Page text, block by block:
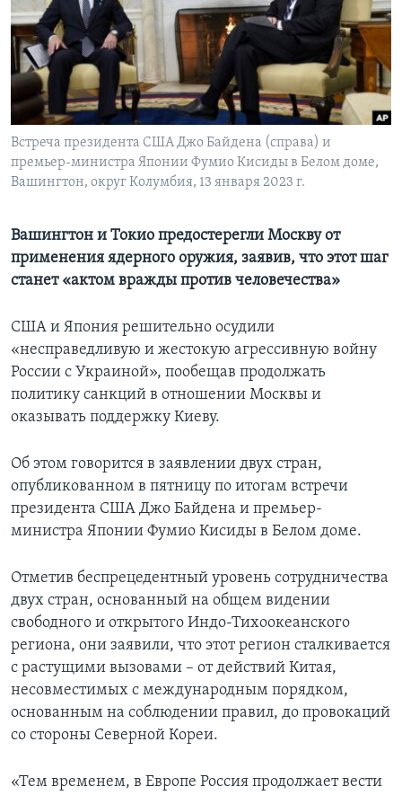
Learning English
СОЦИАЛЬНЫЕ СЕТИ
Языки
Встреча президента США Джо Байдена (справа) и
премьер-министра Японии Фумио Кисиды в Белом доме,
Вашингтон, округ Колумбия, 13 января 2023 г.
Вашингтон и Токио предостерегли Москву от
применения ядерного оружия, заявив, что этот шаг
станет «актом вражды против человечества»
США и Япония решительно осудили
«несправедливую и жестокую агрессивную войну
России с Украиной», пообещав продолжать
политику санкций в отношении Москвы и
оказывать поддержку Киеву.
Об этом говорится в заявлении двух стран,
опубликованном в пятницу по итогам встречи
президента США Джо Байдена и премьер-
министра Японии Фумио Кисиды в Белом доме.
Отметив беспрецедентный уровень сотрудничества
двух стран, основанный на общем видении
свободного и открытого Индо-Тихоокеанского
региона, они заявили, что этот регион сталкивается
с растущими вызовами – от действий Китая,
несовместимых с международным порядком,
основанным на соблюдении правил, до провокаций
со стороны Северной Кореи.
«Тем временем, в Европе Россия продолжает вести